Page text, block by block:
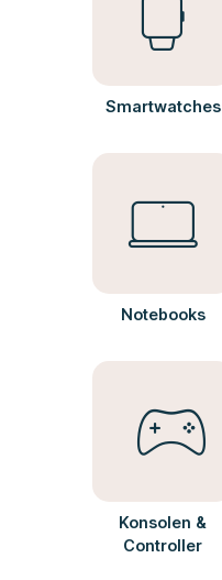
Smartwatches
Notebooks
Konsolen &
Controller